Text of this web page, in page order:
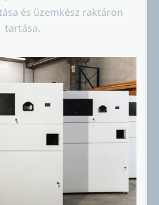
és üzemkész raktáron
tartása.